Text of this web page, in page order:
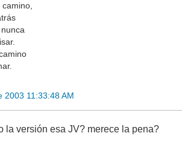
2003 11:33:48 AM
la versión esa JV? merece la pena?